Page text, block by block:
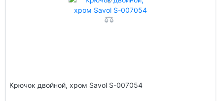
Крючок двойной, хром Savol S-007054